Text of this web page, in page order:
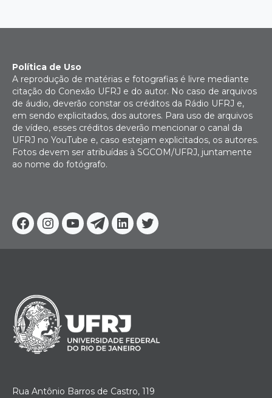
Facebook
Instagram
YoutubeTelegram
Linkedin
Twitter
Política de Uso
A reprodução de matérias e fotografias é livre mediante
citação do Conexão UFRJ e do autor. No caso de arquivos
de áudio, deverão constar os créditos da Rádio UFRJ e,
em sendo explicitados, dos autores. Para uso de arquivos
de vídeo, esses créditos deverão mencionar o canal da
UFRJ no YouTube e, caso estejam explicitados, os autores.
Fotos devem ser atribuídas à SGCOM/UFRJ, juntamente
ao nome do fotógrafo.
Rua Antônio Barros de Castro, 119